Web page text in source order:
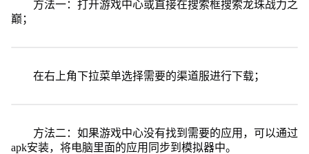
方法一：打开游戏中心或直接在搜索框搜索龙珠战力之
巅；
在右上角下拉菜单选择需要的渠道服进行下载；
方法二：如果游戏中心没有找到需要的应用，可以通过
apk安装，将电脑里面的应用同步到模拟器中。